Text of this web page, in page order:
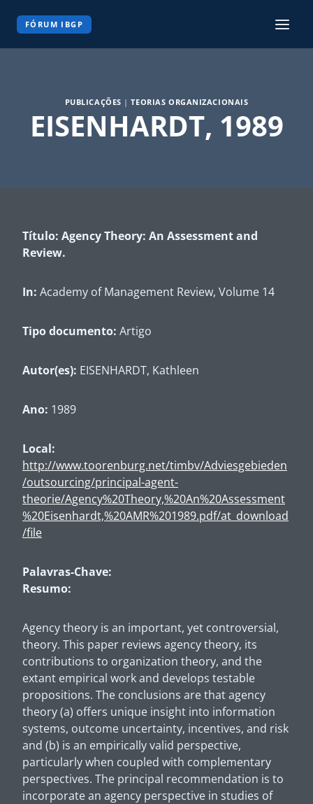
FÓRUM IBGP
PUBLICAÇÕES |TEORIAS ORGANIZACIONAIS
EISENHARDT, 1989
Título: Agency Theory: An Assessment and
Review.
In: Academy of Management Review, Volume 14
Tipo documento: Artigo
Autor(es): EISENHARDT, Kathleen
Ano: 1989
Local:
http://www.toorenburg.net/timbv/Adviesgebieden
/outsourcing/principal-agent-
theorie/Agency%20Theory,%20An%20Assessment
%20Eisenhardt,%20AMR%201989.pdf/at_download
/file
Palavras-Chave:
Resumo:
Agency theory is an important, yet controversial,
theory. This paper reviews agency theory, its
contributions to organization theory, and the
extant empirical work and develops testable
propositions. The conclusions are that agency
theory (a) offers unique insight into information
systems, outcome uncertainty, incentives, and risk
and (b) is an empirically valid perspective,
particularly when coupled with complementary
perspectives. The principal recommendation is to
incorporate an agency perspective in studies of